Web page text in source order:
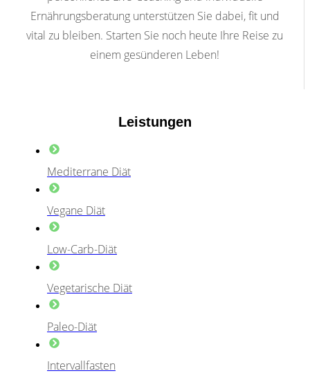
Ernährungsberatung unterstützen Sie dabei, fit und
vital zu bleiben. Starten Sie noch heute Ihre Reise zu
einem gesünderen Leben!
Leistungen
Mediterrane Diät
Vegane Diät
Low-Carb-Diät
Vegetarische Diät
Paleo-Diät
Intervallfasten